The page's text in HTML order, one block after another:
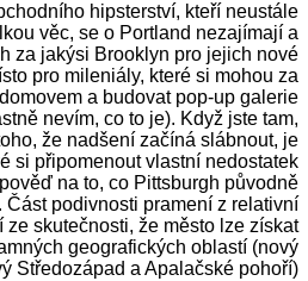
hipsterství, kteří neustále
věc, se o Portland nezajímají a
za jakýsi Brooklyn pro jejich nové
pro mileniály, které si mohou za
a budovat pop-up galerie
nevím, co to je). Když jste tam,
že nadšení začíná slábnout, je
si připomenout vlastní nedostatek
na to, co Pittsburgh původně
podivnosti pramení z relativní
skutečnosti, že město lze získat
geografických oblastí (nový
Středozápad a Apalačské pohoří).